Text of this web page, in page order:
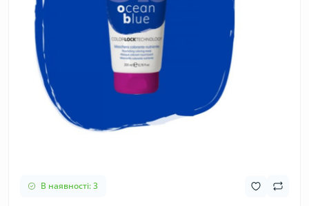
В наявності: 3